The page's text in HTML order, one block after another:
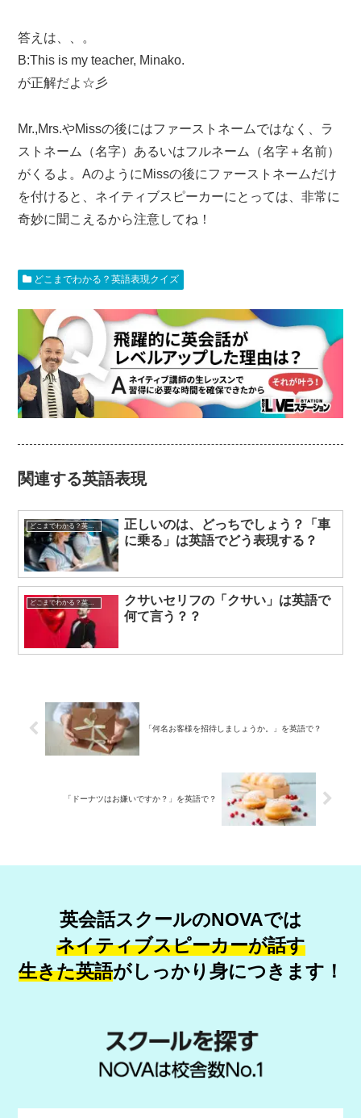
答えは、、。
B:This is my teacher, Minako.
が正解だよ☆彡
Mr.,Mrs.やMissの後にはファーストネームではなく、ラ
ストネーム（名字）あるいはフルネーム（名字＋名前）
がくるよ。AのようにMissの後にファーストネームだけ
を付けると、ネイティブスピーカーにとっては、非常に
奇妙に聞こえるから注意してね！
どこまでわかる？英語表現クイズ
関連する英語表現
どこまでわかる？英語表現クイズ
正しいのは、どっちでしょう？「車
に乗る」は英語でどう表現する？
どこまでわかる？英語表現クイズ
クサいセリフの「クサい」は英語で
何て言う？？
「何名お客様を招待しましょうか。」を英語で？
「ドーナツはお嫌いですか？」を英語で？
英会話スクールのNOVAでは
ネイティブスピーカーが話す
生きた英語がしっかり身につきます！